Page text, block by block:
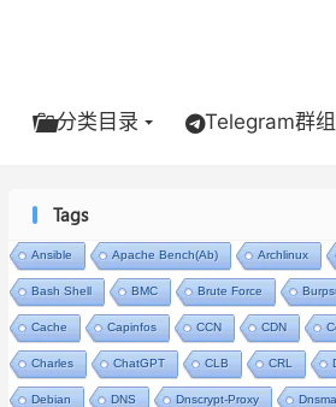
分类目录 Telegram群组
Tags
Ansible Apache Bench(ab) Archlinux
Bash Shell BMC Brute Force
Cache Capinfos CCN CDN
Charles ChatGPT CLB CRL
Debian DNS Dnscrypt-Proxy